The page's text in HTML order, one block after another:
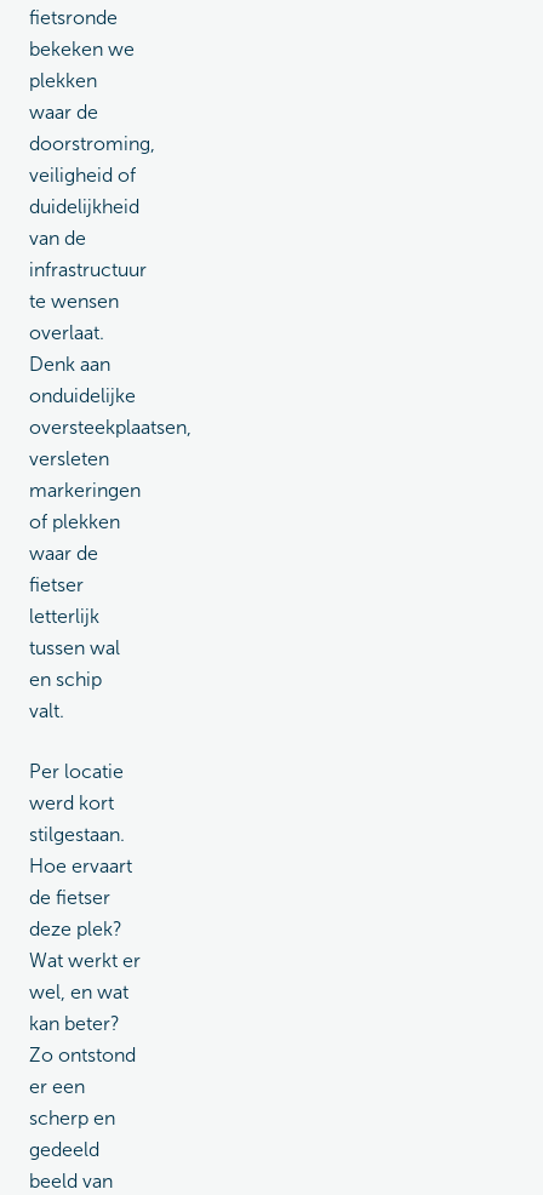
fietsronde
bekeken we
plekken
waar de
doorstroming,
veiligheid of
duidelijkheid
van de
infrastructuur
te wensen
overlaat.
Denk aan
onduidelijke
oversteekplaatsen,
versleten
markeringen
of plekken
waar de
fietser
letterlijk
tussen wal
en schip
valt.
Per locatie
werd kort
stilgestaan.
Hoe ervaart
de fietser
deze plek?
Wat werkt er
wel, en wat
kan beter?
Zo ontstond
er een
scherp en
gedeeld
beeld van